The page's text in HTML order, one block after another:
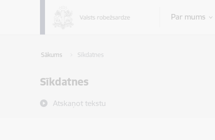
Par mums
Sākums Sīkdatnes
Sīkdatnes
Atskaņot tekstu